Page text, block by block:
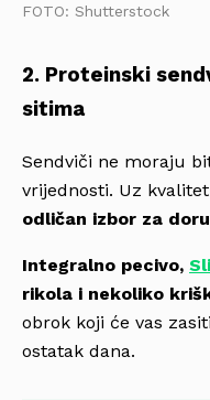
FOTO: Shutterstock
2. Proteinski
sitima
Sendviči ne moraju
vrijednosti. Uz
odličan izbor za
Integralno pecivo,
rikola i nekoliko
obrok koji će vas
ostatak dana.